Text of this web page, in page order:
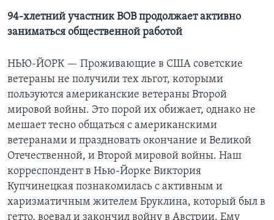
Языки
94-хлетний участник ВОВ продолжает активно
заниматься общественной работой
НЬЮ-ЙОРК — Проживающие в США советские
ветераны не получили тех льгот, которыми
пользуются американские ветераны Второй
мировой войны. Это порой их обижает, однако не
мешает тесно общаться с американскими
ветеранами и праздновать окончание и Великой
Отечественной, и Второй мировой войны. Наш
корреспондент в Нью-Йорке Виктория
Купчинецкая познакомилась с активным и
харизматичным жителем Бруклина, который был в
гетто, воевал и закончил войну в Австрии. Ему